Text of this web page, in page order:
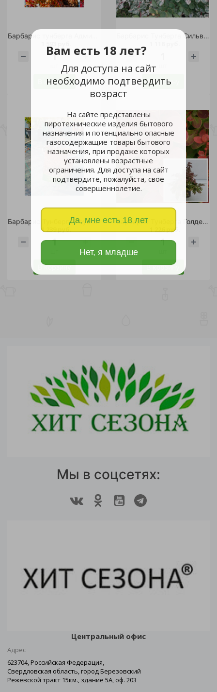
Вам есть 18 лет?
Для доступа на сайт
необходимо подтвердить
возраст
На сайте представлены
пиротехнические изделия бытового
назначения и потенциально опасные
газосодержащие товары бытового
назначения, при продаже которых
установлены возрастные
ограничения. Для доступа на сайт
подтвердите, пожалуйста, свое
совершеннолетие.
Да, мне есть 18 лет
Нет, я младше
В корзину
Барбарис Тунберга Сильвер Бьюти С2 1шт / Berberis thunbergii Silver Beauty
В корзину
Барбарис Тунберга Роуз Глоу С3 1шт/Berberis thunbergii Rose Glow
1 239 руб.
В корзину
Барбарис Тунберга Голден Ринг С2 1шт
1 226 руб.
В корзину
Мы в соцсетях:
Центральный офис
Адрес
623704, Российская Федерация,
Свердловская область, город Березовский
Режевской тракт 15км., здание 5А, оф. 203